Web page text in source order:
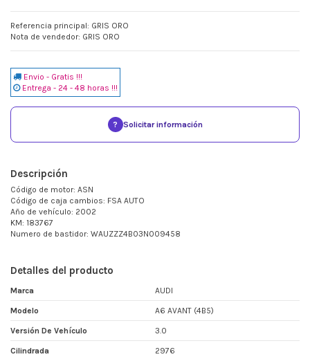
Referencia principal: GRIS ORO
Nota de vendedor: GRIS ORO
Envio - Gratis !!!
Entrega - 24 - 48 horas !!!
? Solicitar información
Descripción
Código de motor: ASN
Código de caja cambios: FSA AUTO
Año de vehículo: 2002
KM: 183767
Numero de bastidor: WAUZZZ4B03N009458
Detalles del producto
Marca AUDI
Modelo A6 AVANT (4B5)
Versión De Vehículo 3.0
Cilindrada 2976